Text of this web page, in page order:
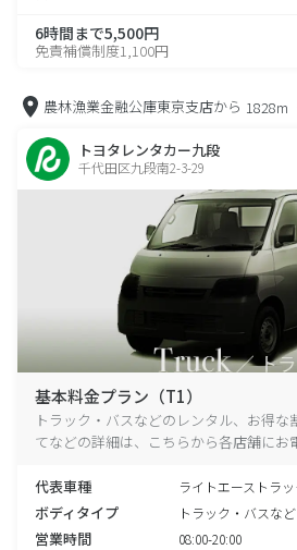
6時間まで5,500円
免責補償制度1,100円
農林漁業金融公庫東京支店から 1828m
トヨタレンタカー九段
千代田区九段南2-3-29
基本料金プラン（T1）
トラック・バスなどのレンタル、お得
てなどの詳細は、こちらから各店舗にお
代表車種 ライトエーストラ
ボディタイプ トラック・バスなど
営業時間 08:00-20:00